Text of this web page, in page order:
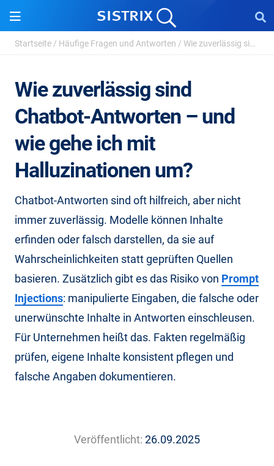
Startseite / Häufige Fragen und Antworten / Wie zuverlässig sind Chatbot-Antworten – und wie ...
Wie zuverlässig sind
Chatbot-Antworten – und
wie gehe ich mit
Halluzinationen um?
Chatbot-Antworten sind oft hilfreich, aber nicht
immer zuverlässig. Modelle können Inhalte
erfinden oder falsch darstellen, da sie auf
Wahrscheinlichkeiten statt geprüften Quellen
basieren. Zusätzlich gibt es das Risiko von Prompt
Injections: manipulierte Eingaben, die falsche oder
unerwünschte Inhalte in Antworten einschleusen.
Für Unternehmen heißt das. Fakten regelmäßig
prüfen, eigene Inhalte konsistent pflegen und
falsche Angaben dokumentieren.
Veröffentlicht: 26.09.2025